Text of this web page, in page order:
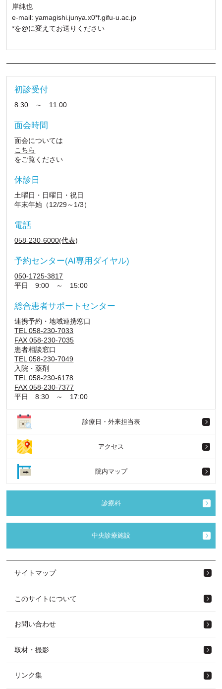
岸純也
e-mail: yamagishi.junya.x0*f.gifu-u.ac.jp
*を@に変えてお送りください
初診受付
8:30 ～ 11:00
面会時間
面会については
こちら
をご覧ください
休診日
土曜日・日曜日・祝日
年末年始（12/29～1/3）
電話
058-230-6000(代表)
予約センター(AI専用ダイヤル)
050-1725-3817
平日 9:00 ～ 15:00
総合患者サポートセンター
連携予約・地域連携窓口
TEL 058-230-7033
FAX 058-230-7035
患者相談窓口
TEL 058-230-7049
入院・薬剤
TEL 058-230-6178
FAX 058-230-7377
平日 8:30 ～ 17:00
診療日・外来担当表
アクセス
院内マップ
診療科
中央診療施設
サイトマップ
このサイトについて
お問い合わせ
取材・撮影
リンク集